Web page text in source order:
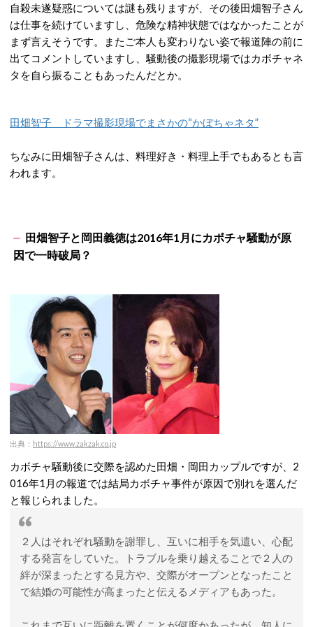
自殺未遂疑惑については謎も残りますが、その後田畑智子さん
は仕事を続けていますし、危険な精神状態ではなかったことが
まず言えそうです。またご本人も変わりない姿で報道陣の前に
出てコメントしていますし、騒動後の撮影現場ではカボチャネ
タを自ら振ることもあったんだとか。
田畑智子 ドラマ撮影現場でまさかの“かぼちゃネタ”
ちなみに田畑智子さんは、料理好き・料理上手でもあるとも言
われます。
田畑智子と岡田義徳は2016年1月にカボチャ騒動が原
因で一時破局？
出典： https://www.zakzak.co.jp
カボチャ騒動後に交際を認めた田畑・岡田カップルですが、2
016年1月の報道では結局カボチャ事件が原因で別れを選んだ
と報じられました。
２人はそれぞれ騒動を謝罪し、互いに相手を気遣い、心配
する発言をしていた。トラブルを乗り越えることで２人の
絆が深まったとする見方や、交際がオープンとなったこと
で結婚の可能性が高まったと伝えるメディアもあった。